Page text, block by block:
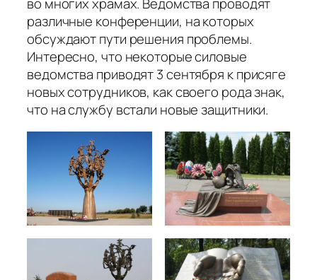
различные конференции, на которых
обсуждают пути решения проблемы.
Интересно, что некоторые силовые
ведомства приводят 3 сентября к присяге
новых сотрудников, как своего рода знак,
что на службу встали новые защитники.